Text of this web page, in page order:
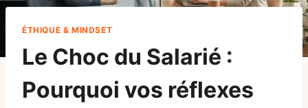
ÉTHIQUE & MINDSET
Le Choc du Salarié :
Pourquoi vos réflexes